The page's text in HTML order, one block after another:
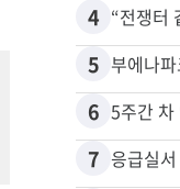
4
5
6 5주간 차
7